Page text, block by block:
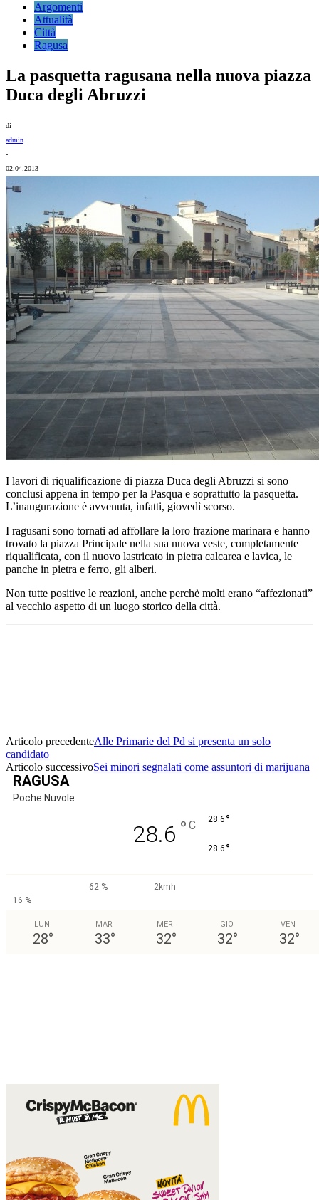
Argomenti
Attualità
Città
Ragusa
La pasquetta ragusana nella nuova piazza
Duca degli Abruzzi
di
admin
-
02.04.2013
I lavori di riqualificazione di piazza Duca degli Abruzzi si sono
conclusi appena in tempo per la Pasqua e soprattutto la pasquetta.
L’inaugurazione è avvenuta, infatti, giovedì scorso.
I ragusani sono tornati ad affollare la loro frazione marinara e hanno
trovato la piazza Principale nella sua nuova veste, completamente
riqualificata, con il nuovo lastricato in pietra calcarea e lavica, le
panche in pietra e ferro, gli alberi.
Non tutte positive le reazioni, anche perchè molti erano “affezionati”
al vecchio aspetto di un luogo storico della città.
Articolo precedenteAlle Primarie del Pd si presenta un solo
candidato
Articolo successivoSei minori segnalati come assuntori di marijuana
RAGUSA
Poche Nuvole
28.6 ° C 28.6 °
28.6 °
62 %
2kmh
16 %
LUN
28°
MAR
33°
MER
32°
GIO
32°
VEN
32°